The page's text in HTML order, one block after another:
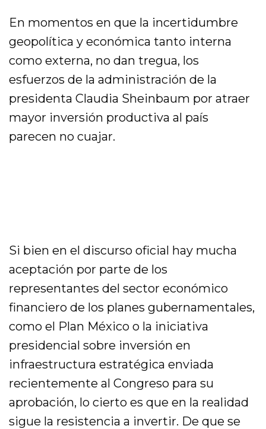
En momentos en que la incertidumbre
geopolítica y económica tanto interna
como externa, no dan tregua, los
esfuerzos de la administración de la
presidenta Claudia Sheinbaum por atraer
mayor inversión productiva al país
parecen no cuajar.
Si bien en el discurso oficial hay mucha
aceptación por parte de los
representantes del sector económico
financiero de los planes gubernamentales,
como el Plan México o la iniciativa
presidencial sobre inversión en
infraestructura estratégica enviada
recientemente al Congreso para su
aprobación, lo cierto es que en la realidad
sigue la resistencia a invertir. De que se